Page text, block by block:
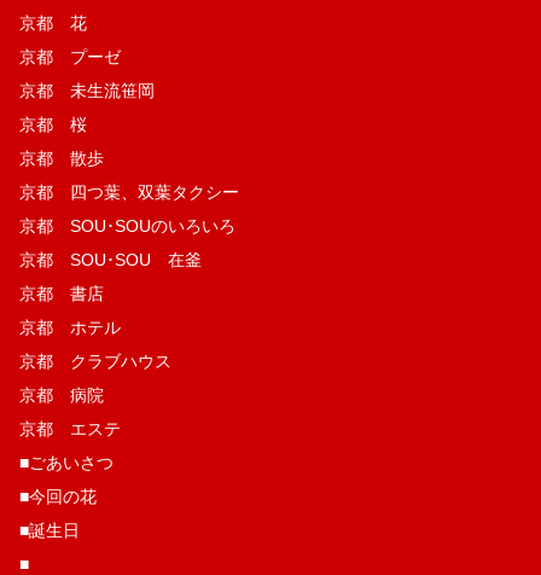
京都 花
京都 プーゼ
京都 未生流笹岡
京都 桜
京都 散歩
京都 四つ葉、双葉タクシー
京都 SOU･SOUのいろいろ
京都 SOU･SOU 在釜
京都 書店
京都 ホテル
京都 クラブハウス
京都 病院
京都 エステ
■ごあいさつ
■今回の花
■誕生日
■